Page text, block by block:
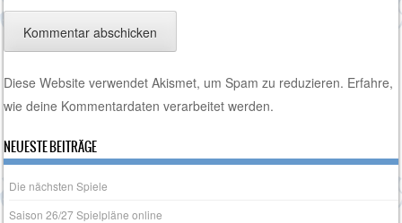
Diese Website verwendet Akismet, um Spam zu reduzieren. Erfahre,
wie deine Kommentardaten verarbeitet werden.
NEUESTE BEITRÄGE
Die nächsten Spiele
Saison 26/27 Spielpläne online